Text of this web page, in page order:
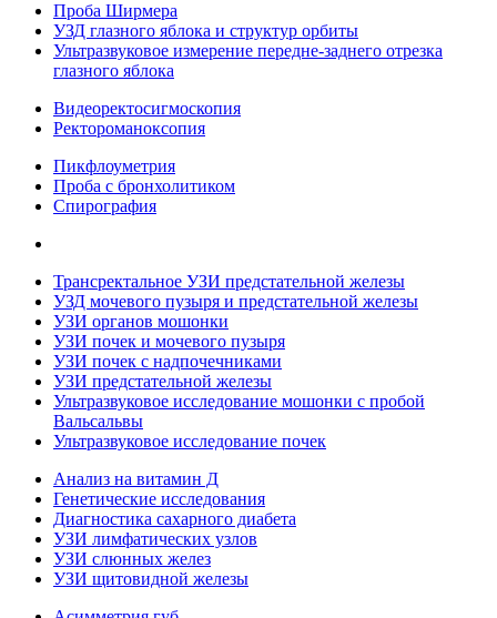
Проба Ширмера
УЗД глазного яблока и структур орбиты
Ультразвуковое измерение передне-заднего отрезка
глазного яблока
Видеоректосигмоскопия
Ректороманоксопия
Пикфлоуметрия
Проба с бронхолитиком
Спирография
Трансректальное УЗИ предстательной железы
УЗД мочевого пузыря и предстательной железы
УЗИ органов мошонки
УЗИ почек и мочевого пузыря
УЗИ почек с надпочечниками
УЗИ предстательной железы
Ультразвуковое исследование мошонки с пробой
Вальсальвы
Ультразвуковое исследование почек
Анализ на витамин Д
Генетические исследования
Диагностика сахарного диабета
УЗИ лимфатических узлов
УЗИ слюнных желез
УЗИ щитовидной железы